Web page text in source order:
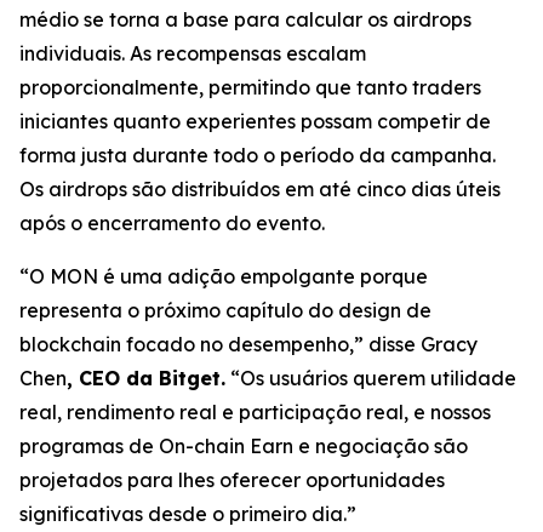
médio se torna a base para calcular os airdrops
individuais. As recompensas escalam
proporcionalmente, permitindo que tanto traders
iniciantes quanto experientes possam competir de
forma justa durante todo o período da campanha.
Os airdrops são distribuídos em até cinco dias úteis
após o encerramento do evento.
“O MON é uma adição empolgante porque
representa o próximo capítulo do design de
blockchain focado no desempenho,” disse Gracy
Chen, CEO da Bitget. “Os usuários querem utilidade
real, rendimento real e participação real, e nossos
programas de On-chain Earn e negociação são
projetados para lhes oferecer oportunidades
significativas desde o primeiro dia.”